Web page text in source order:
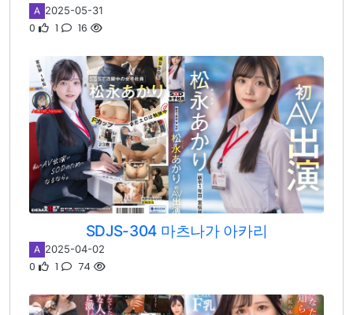
A 2025-05-31
0 1 16
SDJS-304 마츠나가 아카리
A 2025-04-02
0 1 74